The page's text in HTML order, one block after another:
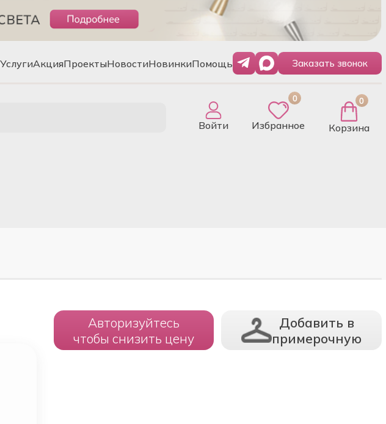
УслугиАкцияПроектыНовостиНовинкиПомощь Заказать звонок
Войти
0
Избранное
0
Корзина
Авторизуйтесь
чтобы снизить цену
Добавить в
примерочную